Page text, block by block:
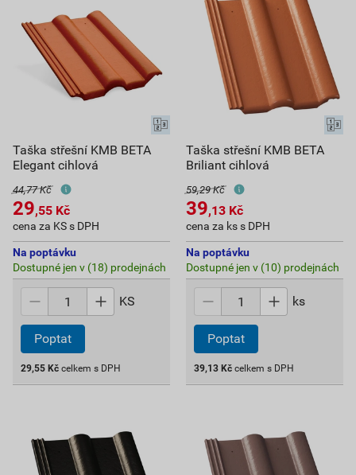
Taška střešní KMB BETA
Elegant cihlová
44,77 Kč
29,55 Kč
cena za KS s DPH
Na poptávku
Dostupné jen v (18) prodejnách
KS
Poptat
29,55 Kč celkem s DPH
Taška střešní KMB BETA
Briliant cihlová
59,29 Kč
39,13 Kč
cena za ks s DPH
Na poptávku
Dostupné jen v (10) prodejnách
ks
Poptat
39,13 Kč celkem s DPH